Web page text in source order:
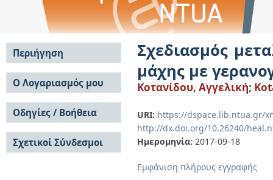
Σχεδιασμός
μάχης με
Κοτανίδου, Αγγελική;
URI: https://dspace.lib.ntua.gr/
http://dx.doi.org/10.26240/
Ημερομηνία: 2017-09-18
Εμφάνιση πλήρους εγγραφής
Περιήγηση
Σε όλο το DSpace
Κοινότητες & Συλλογές
Ανά Ημερομηνία
Έκδοσης
Συγγραφείς
Τίτλοι
Θέματα
Ο Λογαριασμός μου
Σύνδεση
Εγγραφή
Οδηγίες / Βοήθεια
Οδηγίες Υποβολής
Οδηγίες Χρήσης ΙΑ
Συχνές Ερωτήσεις
Σχετικοί Σύνδεσμοι